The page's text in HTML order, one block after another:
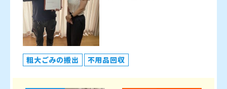
粗大ごみの搬出 不用品回収